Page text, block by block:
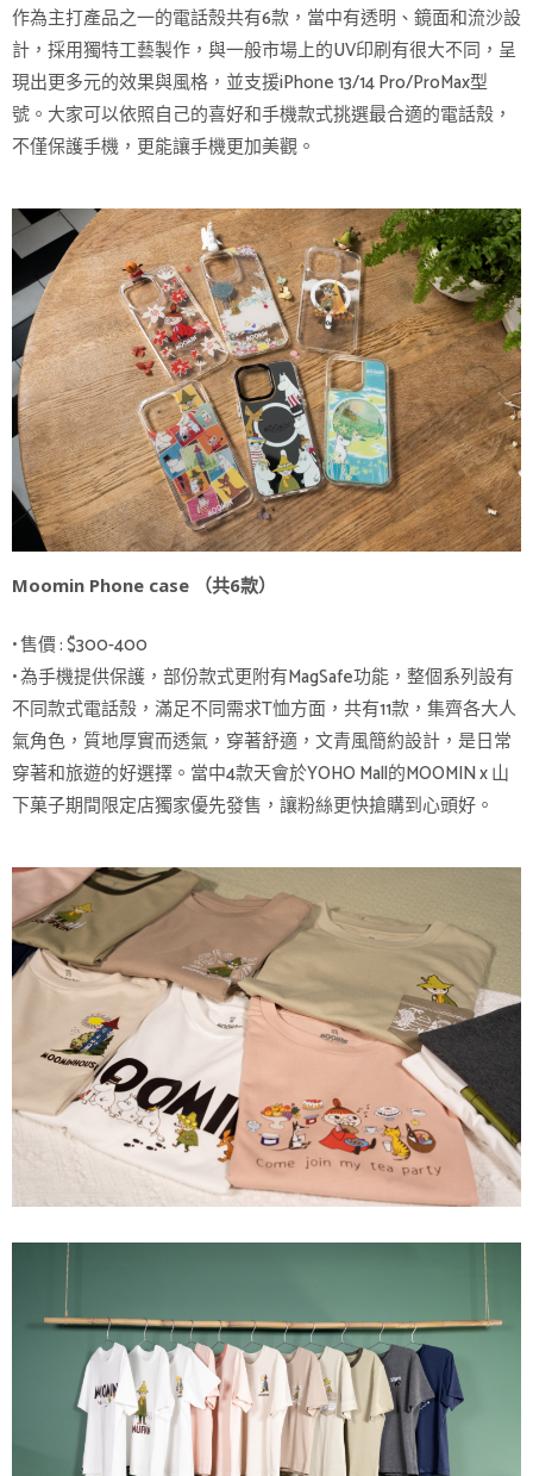
作為主打產品之一的電話殼共有6款，當中有透明、鏡面和流沙設
計，採用獨特工藝製作，與一般市場上的UV印刷有很大不同，呈
現出更多元的效果與風格，並支援iPhone 13/14 Pro/ProMax型
號。大家可以依照自己的喜好和手機款式挑選最合適的電話殼，
不僅保護手機，更能讓手機更加美觀。
Moomin Phone case （共6款）
• 售價 : $300-400
• 為手機提供保護，部份款式更附有MagSafe功能，整個系列設有
不同款式電話殼，滿足不同需求T恤方面，共有11款，集齊各大人
氣角色，質地厚實而透氣，穿著舒適，文青風簡約設計，是日常
穿著和旅遊的好選擇。當中4款天會於YOHO Mall的MOOMIN x 山
下菓子期間限定店獨家優先發售，讓粉絲更快搶購到心頭好。